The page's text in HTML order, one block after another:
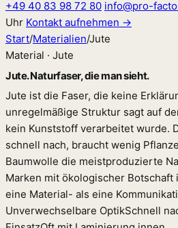
+49 40 83 98 72 80 info@pro-
Uhr Kontakt aufnehmen →
Start/Materialien/Jute
Material · Jute
Jute. Naturfaser, die man sieht.
Jute ist die Faser, die keine
unregelmäßige Struktur sagt auf
kein Kunststoff verarbeitet wurde.
schnell nach, braucht wenig
Baumwolle die meistproduzierte
Marken mit ökologischer
eine Material- als eine
Unverwechselbare OptikSchnell